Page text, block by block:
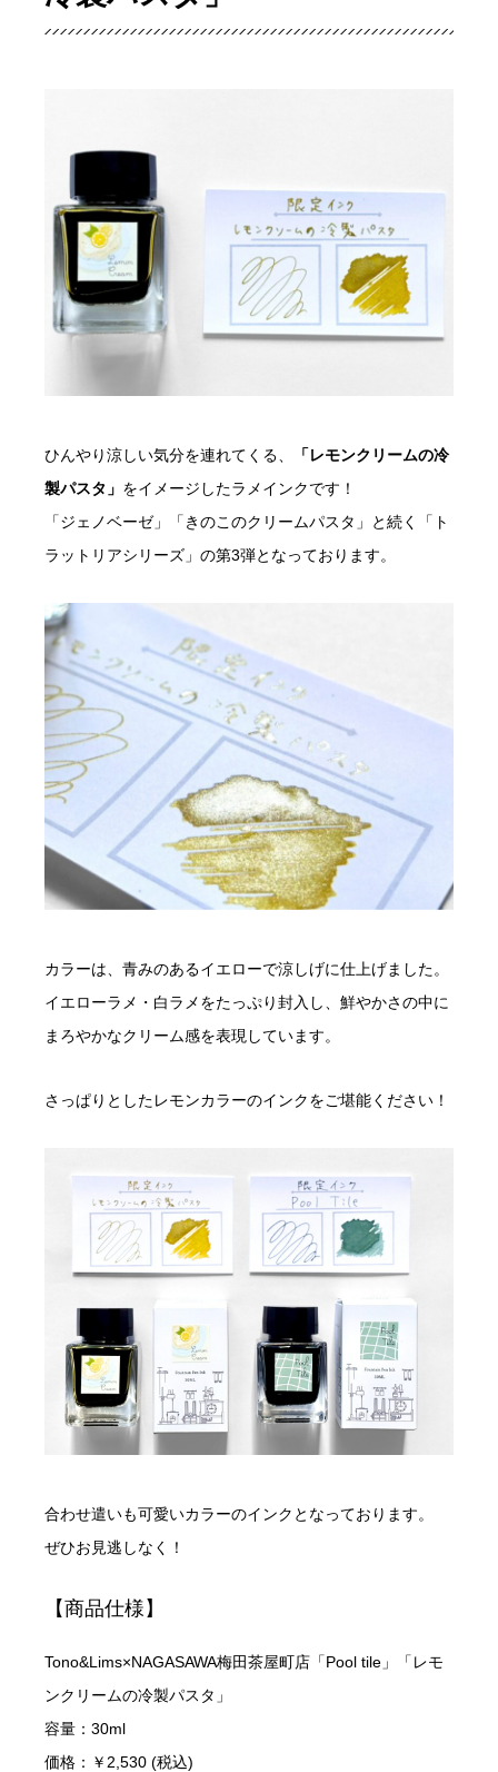
ひんやり涼しい気分を連れてくる、
「レモンクリームの冷
製パスタ」 をイメージしたラメインクです！
「ジェノベーゼ」「きのこのクリームパスタ」と続く「ト
ラットリアシリーズ」の第3弾となっております。
カラーは、青みのあるイエローで涼しげに仕上げました。
イエローラメ・白ラメをたっぷり封入し、鮮やかさの中に
まろやかなクリーム感を表現しています。
さっぱりとしたレモンカラーのインクをご堪能ください！
合わせ遣いも可愛いカラーのインクとなっております。
ぜひお見逃しなく！
【商品仕様】
Tono&Lims×NAGASAWA梅田茶屋町店「Pool tile」「レモ
ンクリームの冷製パスタ」
容量：30ml
価格：￥2,530 (税込)